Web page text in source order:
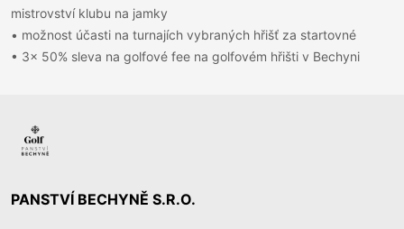
mistrovství klubu na jamky
• možnost účasti na turnajích vybraných hřišť za startovné
• 3x 50% sleva na golfové fee na golfovém hřišti v Bechyni
PANSTVÍ BECHYNĚ S.R.O.